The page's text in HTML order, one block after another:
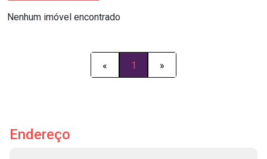
Nenhum imóvel encontrado
« 1 »
Endereço